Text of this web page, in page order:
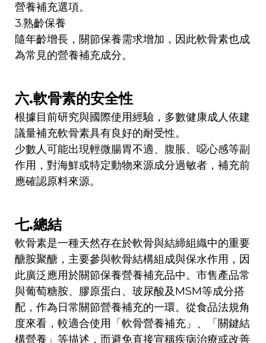
營養補充選項。
3.熟齡保養
隨年齡增長，關節保養需求增加，因此軟骨素也成
為常見的營養補充成分。
六.軟骨素的安全性
根據目前研究與國際使用經驗，多數健康成人依建
議量補充軟骨素具有良好的耐受性。
少數人可能出現輕微腸胃不適、腹脹、噁心感等副
作用，對海鮮或特定動物來源成分過敏者，補充前
應確認原料來源。
七.總結
軟骨素是一種天然存在於軟骨與結締組織中的重要
醣胺聚醣，主要參與軟骨結構組成與保水作用，因
此廣泛應用於關節保養營養補充品中。市售產品常
與葡萄糖胺、膠原蛋白、玻尿酸及MSM等成分搭
配，作為日常關節營養補充的一環。從食品法規角
度來看，較適合使用「軟骨營養補充」、「關鍵結
構營養」等描述，而避免直接宣稱疾病治療或改善